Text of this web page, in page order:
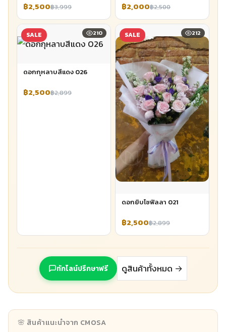
฿2,500฿3,999 ฿2,000฿2,500
SALE 210
ดอกกุหลาบสีแดง 026
฿2,500฿2,899
SALE 212
ดอกยิบโซฟิลลา 021
฿2,500฿2,899
ทักไลน์ปรึกษาฟรี ดูสินค้าทั้งหมด →
🌸 สินค้าแนะนำจาก CMOSA